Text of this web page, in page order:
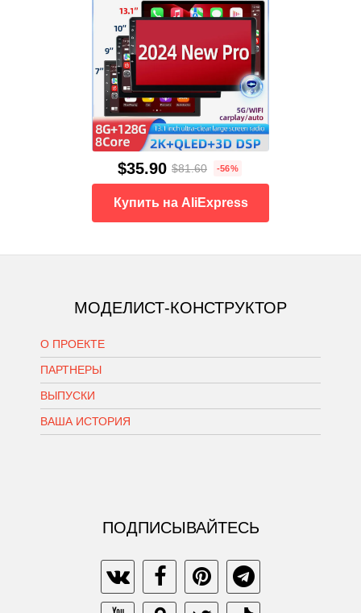
$35.90 $81.60 -56%
Купить на AliExpress
МОДЕЛИСТ-КОНСТРУКТОР
О ПРОЕКТЕ
ПАРТНЕРЫ
ВЫПУСКИ
ВАША ИСТОРИЯ
ПОДПИСЫВАЙТЕСЬ